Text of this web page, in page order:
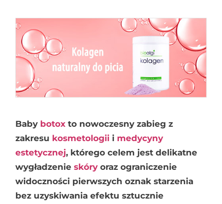
Baby botox to nowoczesny zabieg z
zakresu kosmetologii i medycyny
estetycznej, którego celem jest delikatne
wygładzenieskóry oraz ograniczenie
widoczności pierwszych oznak starzenia
bez uzyskiwania efektu sztucznie